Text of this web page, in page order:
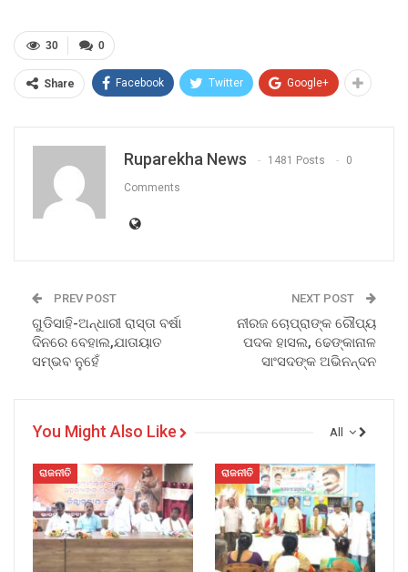
0
30
Share Facebook Twitter Google+
Ruparekha News 1481 Posts 0
Comments
PREV POST
ଗୁଡିସାହି-ଅନ୍ଧାରୀ ରାସ୍ତା ବର୍ଷା
ଦିନରେ ବେହାଲ,ଯାତାୟାତ
ସମ୍ଭବ ନୁହେଁ
NEXT POST
ନୀରଜ ଚୋପ୍ରାଙ୍କ ରୌପ୍ୟ
ପଦକ ହାସଲ, ଢେଙ୍କାନାଳ
ସାଂସଦଙ୍କ ଅଭିନନ୍ଦନ
All
You Might Also Like
ରାଜନୀତି ରାଜନୀତି